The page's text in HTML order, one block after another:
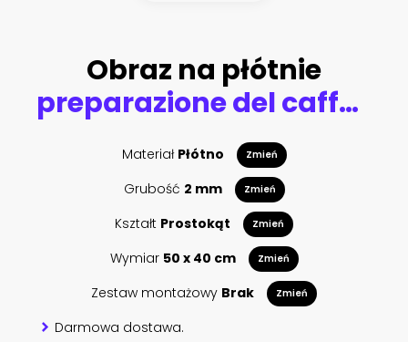
Obraz na płótnie
preparazione del caffè in sequenza dal chicco alla tazzina
Materiał Płótno Zmień
Grubość 2 mm Zmień
Kształt Prostokąt Zmień
Wymiar 50 x 40 cm Zmień
Zestaw montażowy Brak Zmień
Darmowa dostawa.